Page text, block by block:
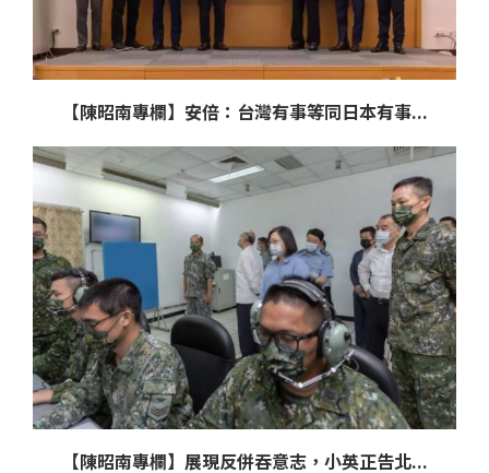
【陳昭南專欄】安倍：台灣有事等同日本有事...
【陳昭南專欄】展現反併吞意志，小英正告北...